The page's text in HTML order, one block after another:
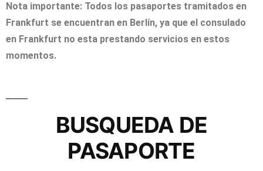
Nota importante: Todos los pasaportes tramitados en
Frankfurt se encuentran en Berlín, ya que el consulado
en Frankfurt no esta prestando servicios en estos
momentos.
BUSQUEDA DE
PASAPORTE